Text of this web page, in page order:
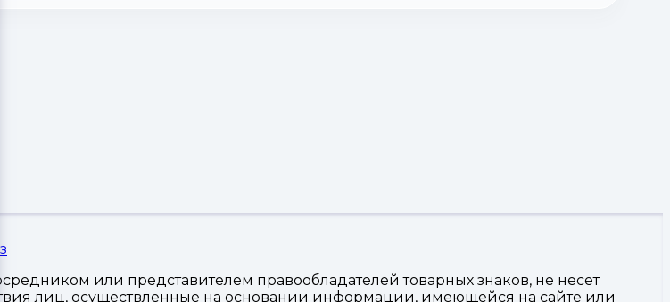
или представителем правообладателей товарных знаков, не несет
лиц, осуществленные на основании информации, имеющейся на сайте или